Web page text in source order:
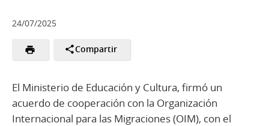
24/07/2025
Compartir
El Ministerio de Educación y Cultura, firmó un
acuerdo de cooperación con la Organización
Internacional para las Migraciones (OIM), con el